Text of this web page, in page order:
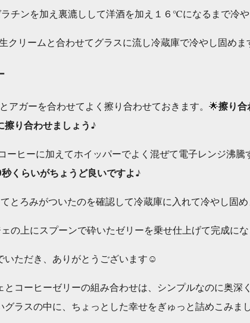
チンを加え裏漉しして洋酒を加え１６℃になるまで冷や
クリームと合わせてグラスに流し冷蔵庫で冷やし固めま
アガーを合わせてよく擦り合わせておきます。🌟擦り合
擦り合わせましょう♪
ーヒーに加えてホイッパーでよく混ぜて電子レンジ沸騰
くらいがちょうど良いですよ♪
とろみがついたのを確認して冷蔵庫に入れて冷やし固め
の上にスプーンで砕いたゼリーを乗せ仕上げて完成に
いただき、ありがとうございます☺️
とコーヒーゼリーの組み合わせは、シンプルなのに奥深
グラスの中に、ちょっとした幸せをぎゅっと詰めこみま